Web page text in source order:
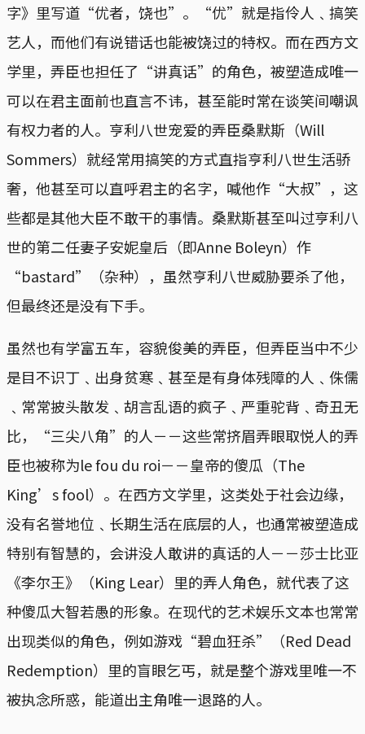
字》里写道“优者，饶也”。“优”就是指伶人﹑搞笑
艺人，而他们有说错话也能被饶过的特权。而在西方文
学里，弄臣也担任了“讲真话”的角色，被塑造成唯一
可以在君主面前也直言不讳，甚至能时常在谈笑间嘲讽
有权力者的人。亨利八世宠爱的弄臣桑默斯（Will
Sommers）就经常用搞笑的方式直指亨利八世生活骄
奢，他甚至可以直呼君主的名字，喊他作“大叔”，这
些都是其他大臣不敢干的事情。桑默斯甚至叫过亨利八
世的第二任妻子安妮皇后（即Anne Boleyn）作
“bastard”（杂种），虽然亨利八世威胁要杀了他，
但最终还是没有下手。
虽然也有学富五车，容貌俊美的弄臣，但弄臣当中不少
是目不识丁﹑出身贫寒﹑甚至是有身体残障的人﹑侏儒
﹑常常披头散发﹑胡言乱语的疯子﹑严重驼背﹑奇丑无
比，“三尖八角”的人－－这些常挤眉弄眼取悦人的弄
臣也被称为le fou du roi－－皇帝的傻瓜（The
King’s fool）。在西方文学里，这类处于社会边缘，
没有名誉地位﹑长期生活在底层的人，也通常被塑造成
特别有智慧的，会讲没人敢讲的真话的人－－莎士比亚
《李尔王》（King Lear）里的弄人角色，就代表了这
种傻瓜大智若愚的形象。在现代的艺术娱乐文本也常常
出现类似的角色，例如游戏“碧血狂杀”（Red Dead
Redemption）里的盲眼乞丐，就是整个游戏里唯一不
被执念所惑，能道出主角唯一退路的人。